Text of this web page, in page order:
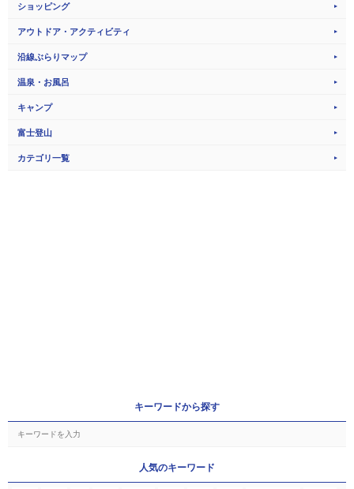
ショッピング
アウトドア・アクティビティ
沿線ぶらりマップ
温泉・お風呂
キャンプ
富士登山
カテゴリ一覧
キーワードから探す
人気のキーワード